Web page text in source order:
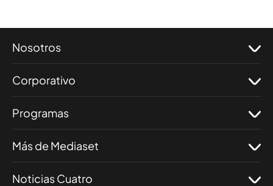
Nosotros
Corporativo
Programas
Más de Mediaset
Noticias Cuatro